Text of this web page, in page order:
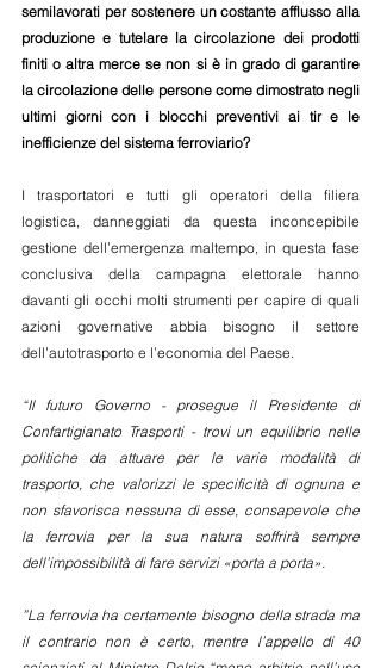
semilavorati per sostenere un costante afflusso alla
produzione e tutelare la circolazione dei prodotti
finiti o altra merce se non si è in grado di garantire
la circolazione delle persone come dimostrato negli
ultimi giorni con i blocchi preventivi ai tir e le
inefficienze del sistema ferroviario?
I trasportatori e tutti gli operatori della filiera
logistica, danneggiati da questa inconcepibile
gestione dell’emergenza maltempo, in questa fase
conclusiva della campagna elettorale hanno
davanti gli occhi molti strumenti per capire di quali
azioni governative abbia bisogno il settore
dell’autotrasporto e l’economia del Paese.
“Il futuro Governo - prosegue il Presidente di
Confartigianato Trasporti - trovi un equilibrio nelle
politiche da attuare per le varie modalità di
trasporto, che valorizzi le specificità di ognuna e
non sfavorisca nessuna di esse, consapevole che
la ferrovia per la sua natura soffrirà sempre
dell’impossibilità di fare servizi «porta a porta».
”La ferrovia ha certamente bisogno della strada ma
il contrario non è certo, mentre l’appello di 40